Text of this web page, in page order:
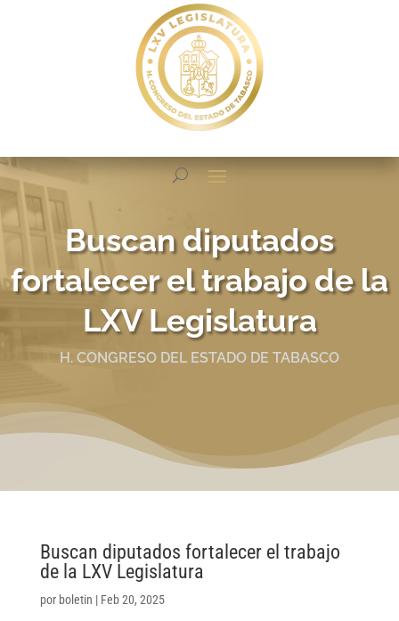
Buscan diputados
fortalecer el trabajo de la
LXV Legislatura
H. CONGRESO DEL ESTADO DE TABASCO
Buscan diputados fortalecer el trabajo
de la LXV Legislatura
por boletin | Feb 20, 2025